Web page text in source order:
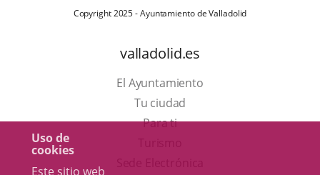
Uso de
cookies
Este sitio web
Copyright 2025 - Ayuntamiento de Valladolid
valladolid.es
El Ayuntamiento
Tu ciudad
Para ti